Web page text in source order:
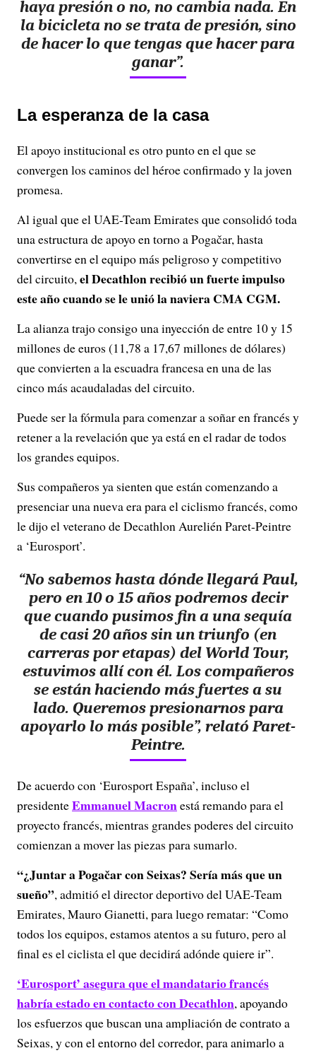
haya presión o no, no cambia nada. En
la bicicleta no se trata de presión, sino
de hacer lo que tengas que hacer para
ganar”.
La esperanza de la casa
El apoyo institucional es otro punto en el que se
convergen los caminos del héroe confirmado y la joven
promesa.
Al igual que el UAE-Team Emirates que consolidó toda
una estructura de apoyo en torno a Pogačar, hasta
convertirse en el equipo más peligroso y competitivo
del circuito,el Decathlon recibió un fuerte impulso
este año cuando se le unió la naviera CMA CGM.
La alianza trajo consigo una inyección de entre 10 y 15
millones de euros (11,78 a 17,67 millones de dólares)
que convierten a la escuadra francesa en una de las
cinco más acaudaladas del circuito.
Puede ser la fórmula para comenzar a soñar en francés y
retener a la revelación que ya está en el radar de todos
los grandes equipos.
Sus compañeros ya sienten que están comenzando a
presenciar una nueva era para el ciclismo francés, como
le dijo el veterano de Decathlon Aurelién Paret-Peintre
a ‘Eurosport’.
“No sabemos hasta dónde llegará Paul,
pero en 10 o 15 años podremos decir
que cuando pusimos fin a una sequía
de casi 20 años sin un triunfo (en
carreras por etapas) del World Tour,
estuvimos allí con él. Los compañeros
se están haciendo más fuertes a su
lado. Queremos presionarnos para
apoyarlo lo más posible”, relató Paret-
Peintre.
De acuerdo con ‘Eurosport España’, incluso el
presidenteEmmanuel Macronestá remando para el
proyecto francés, mientras grandes poderes del circuito
comienzan a mover las piezas para sumarlo.
“¿Juntar a Pogačar con Seixas? Sería más que un
sueño”, admitió el director deportivo del UAE-Team
Emirates, Mauro Gianetti, para luego rematar: “Como
todos los equipos, estamos atentos a su futuro, pero al
final es el ciclista el que decidirá adónde quiere ir”.
‘Eurosport’ asegura que el mandatario francés
habría estado en contacto con Decathlon, apoyando
los esfuerzos que buscan una ampliación de contrato a
Seixas, y con el entorno del corredor, para animarlo a